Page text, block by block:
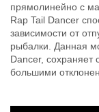
прямолинейно с
Rap Tail Dancer
зависимости от
рыбалки. Данная
Dancer,
большими